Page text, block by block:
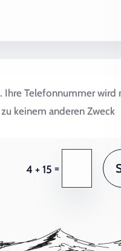
Ihre Telefonnummer wird
keinem anderen Zweck
4 + 15 =